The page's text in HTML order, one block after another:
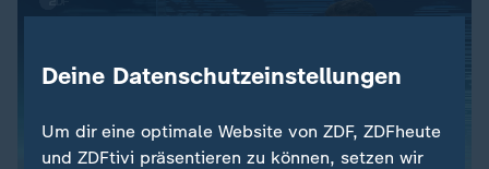
Deine Datenschutzeinstellungen
Um dir eine optimale Website von ZDF, ZDFheute
und ZDFtivi präsentieren zu können, setzen wir